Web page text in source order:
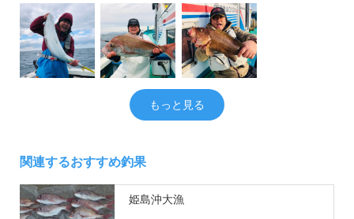
もっと見る
関連するおすすめ釣果
姫島沖大漁